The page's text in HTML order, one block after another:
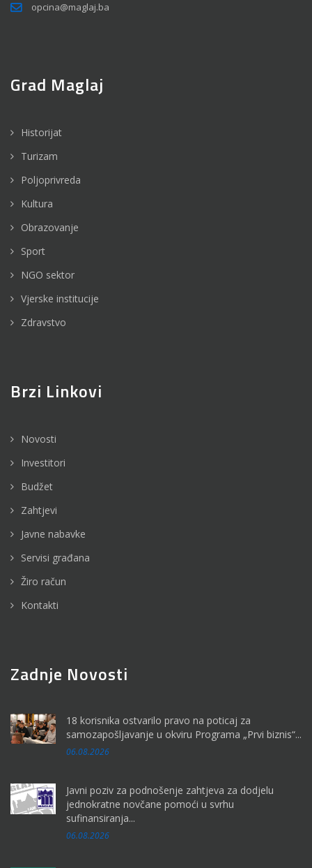
opcina@maglaj.ba
Grad Maglaj
Historijat
Turizam
Poljoprivreda
Kultura
Obrazovanje
Sport
NGO sektor
Vjerske institucije
Zdravstvo
Brzi Linkovi
Novosti
Investitori
Budžet
Zahtjevi
Javne nabavke
Servisi građana
Žiro račun
Kontakti
Zadnje Novosti
18 korisnika ostvarilo pravo na poticaj za
samozapošljavanje u okviru Programa „Prvi biznis“...
06.08.2026
Javni poziv za podnošenje zahtjeva za dodjelu
jednokratne novčane pomoći u svrhu
sufinansiranja...
06.08.2026